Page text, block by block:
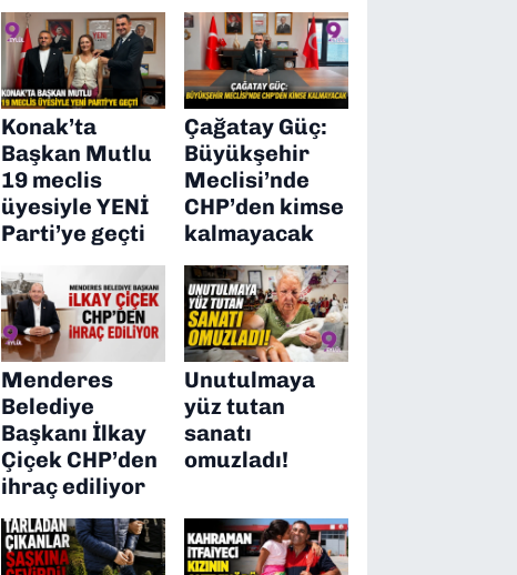
Konak’ta
Başkan Mutlu
19 meclis
üyesiyle YENİ
Parti’ye geçti
Çağatay Güç:
Büyükşehir
Meclisi’nde
CHP’den kimse
kalmayacak
Menderes
Belediye
Başkanı İlkay
Çiçek CHP’den
ihraç ediliyor
Unutulmaya
yüz tutan
sanatı
omuzladı!